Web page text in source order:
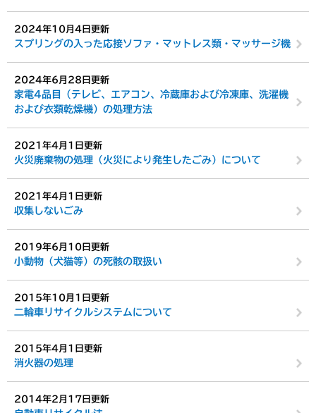
2024年10月4日更新
スプリングの入った応接ソファ・マットレス類・マッサージ機
2024年6月28日更新
家電4品目（テレビ、エアコン、冷蔵庫および冷凍庫、洗濯機
および衣類乾燥機）の処理方法
2021年4月1日更新
火災廃棄物の処理（火災により発生したごみ）について
2021年4月1日更新
収集しないごみ
2019年6月10日更新
小動物（犬猫等）の死骸の取扱い
2015年10月1日更新
二輪車リサイクルシステムについて
2015年4月1日更新
消火器の処理
2014年2月17日更新